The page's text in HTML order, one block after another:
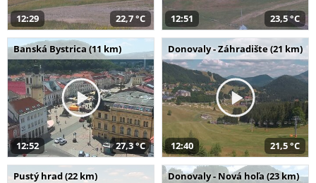
12:29 22,7 °C 12:51 23,5 °C
Banská Bystrica (11 km)
12:52 27,3 °C
Donovaly - Záhradište (21 km)
12:40 21,5 °C
Pustý hrad (22 km) Donovaly - Nová hoľa (23 km)